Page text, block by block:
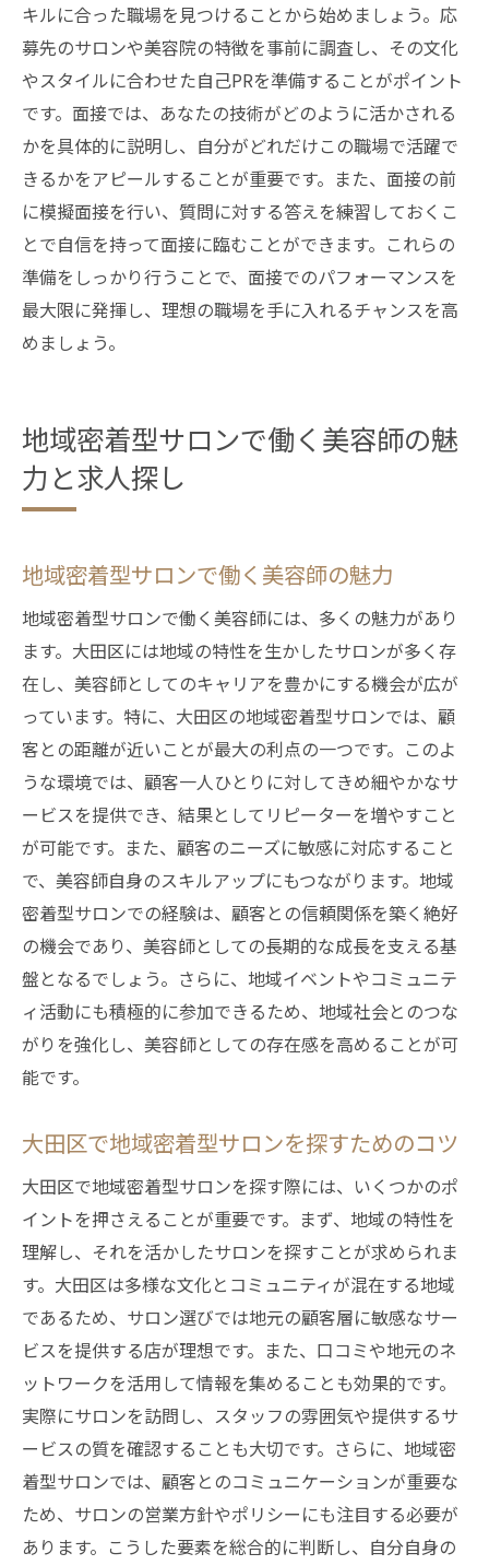
キルに合った職場を見つけることから始めましょう。応
募先のサロンや美容院の特徴を事前に調査し、その文化
やスタイルに合わせた自己PRを準備することがポイント
です。面接では、あなたの技術がどのように活かされる
かを具体的に説明し、自分がどれだけこの職場で活躍で
きるかをアピールすることが重要です。また、面接の前
に模擬面接を行い、質問に対する答えを練習しておくこ
とで自信を持って面接に臨むことができます。これらの
準備をしっかり行うことで、面接でのパフォーマンスを
最大限に発揮し、理想の職場を手に入れるチャンスを高
めましょう。
地域密着型サロンで働く美容師の魅
力と求人探し
地域密着型サロンで働く美容師の魅力
地域密着型サロンで働く美容師には、多くの魅力があり
ます。大田区には地域の特性を生かしたサロンが多く存
在し、美容師としてのキャリアを豊かにする機会が広が
っています。特に、大田区の地域密着型サロンでは、顧
客との距離が近いことが最大の利点の一つです。このよ
うな環境では、顧客一人ひとりに対してきめ細やかなサ
ービスを提供でき、結果としてリピーターを増やすこと
が可能です。また、顧客のニーズに敏感に対応すること
で、美容師自身のスキルアップにもつながります。地域
密着型サロンでの経験は、顧客との信頼関係を築く絶好
の機会であり、美容師としての長期的な成長を支える基
盤となるでしょう。さらに、地域イベントやコミュニテ
ィ活動にも積極的に参加できるため、地域社会とのつな
がりを強化し、美容師としての存在感を高めることが可
能です。
大田区で地域密着型サロンを探すためのコツ
大田区で地域密着型サロンを探す際には、いくつかのポ
イントを押さえることが重要です。まず、地域の特性を
理解し、それを活かしたサロンを探すことが求められま
す。大田区は多様な文化とコミュニティが混在する地域
であるため、サロン選びでは地元の顧客層に敏感なサー
ビスを提供する店が理想です。また、口コミや地元のネ
ットワークを活用して情報を集めることも効果的です。
実際にサロンを訪問し、スタッフの雰囲気や提供するサ
ービスの質を確認することも大切です。さらに、地域密
着型サロンでは、顧客とのコミュニケーションが重要な
ため、サロンの営業方針やポリシーにも注目する必要が
あります。こうした要素を総合的に判断し、自分自身の